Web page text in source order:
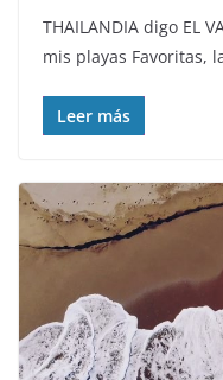
THAILANDIA digo EL
mis playas Favoritas,
Leer más